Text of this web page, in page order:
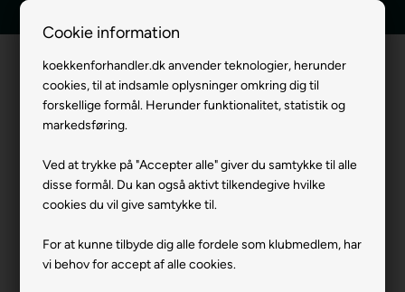
Cookie information
koekkenforhandler.dk anvender teknologier, herunder
cookies, til at indsamle oplysninger omkring dig til
forskellige formål. Herunder funktionalitet, statistik og
markedsføring.
Ved at trykke på "Accepter alle" giver du samtykke til alle
disse formål. Du kan også aktivt tilkendegive hvilke
cookies du vil give samtykke til.
For at kunne tilbyde dig alle fordele som klubmedlem, har
vi behov for accept af alle cookies.
Menu
Kvalitetshvidevarer til gode